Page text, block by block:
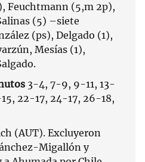
Feuchtmann (5,m 2p),
(5) –siete
(ps), Delgado (1),
Mesías (1),
3-4, 7-9, 9-11, 13-
15, 22-17, 24-17, 26-18,
(AUT). Excluyeron
Migallón y